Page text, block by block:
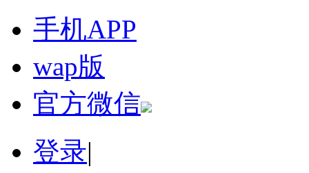
手机APP
wap版
官方微信
登录|